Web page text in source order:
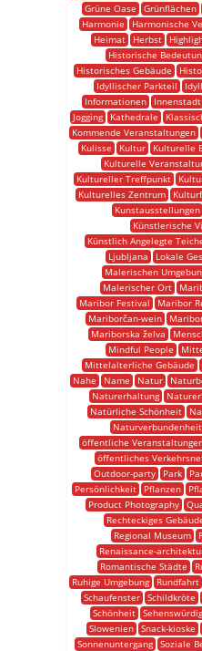
Grüne Oase
Grünflächen
Harmonie
Harmonische
Heimat
Herbst
Historische
Historisches Gebäude
Idyllischer Parkteil
Informationen
Innenstadt
Jogging
Kathedrale
Kommende Veranstaltungen
Kulisse
Kultur Kulturelle
Kulturelle
Kultureller Treffpunkt
Kulturelles Zentrum
Kunstausstellungen
Künstlerische
Künstlich Angelegte
Ljubljana
Lokale
Malerischen
Malerischer Ort
Maribor Festival
Maribor
Mariborčan-wein
Mariborska želva
Mindful People
Mittelalterliche Gebäude
Nahe
Name Natur
Naturerhaltung
Natürliche Schönheit
Naturverbundenheit
öffentliche
öffentliches
Outdoor-party
Park
Persönlichkeit
Pflanzen
Product Photography
Rechteckiges
Regional Museum
Renaissance-
Romantische Städte
Ruhige Umgebung
Rundfahrt
Schaufenster Schildkröte
Schönheit
Slowenien Snack-kioske
Sonnenuntergang Soziale